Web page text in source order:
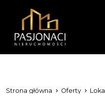
Strona główna Oferty